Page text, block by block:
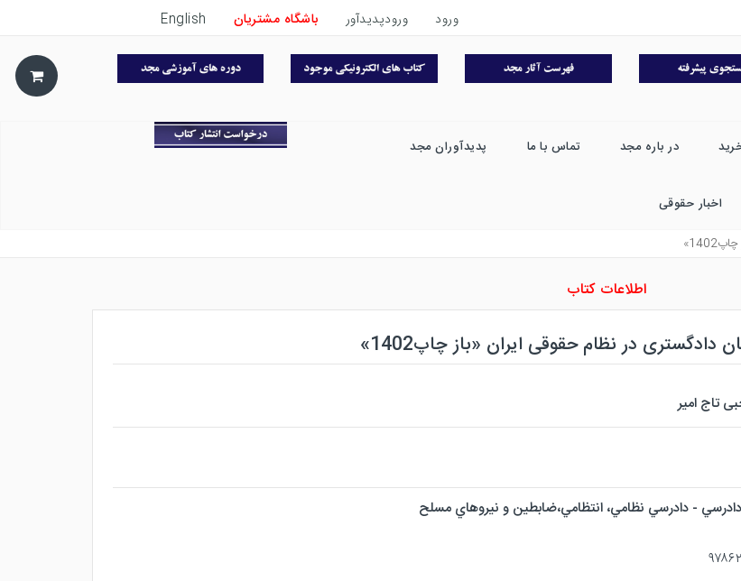
ورود ورودپدیدآور باشگاه مشتریان English
در باره مجد تماس با ما پدیدآوران مجد
اخبار حقوقی
اطلاعات کتاب
دادگستری در نظام حقوقی ایران «باز چاپ1402»
تاج امیر
- دادرسي نظامي، انتظامي،ضابطين و نيروهاي مسلح